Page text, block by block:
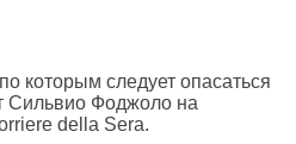
которым следует опасаться
Сильвио Фоджоло на
della Sera.